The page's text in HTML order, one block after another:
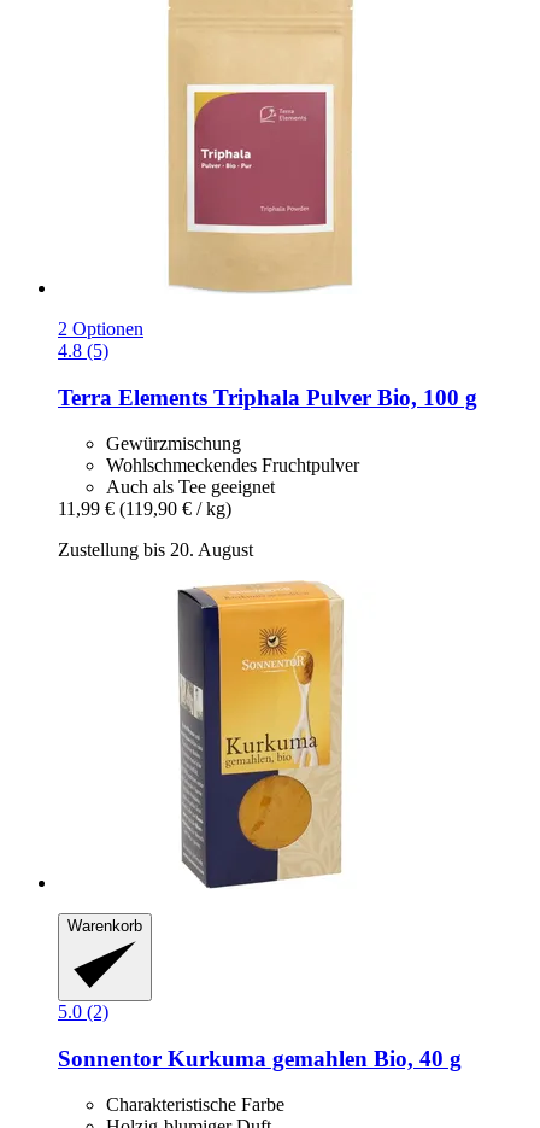
2 Optionen
4.8 (5)
Terra Elements Triphala Pulver Bio, 100 g
Gewürzmischung
Wohlschmeckendes Fruchtpulver
Auch als Tee geeignet
11,99 € (119,90 € / kg)
Zustellung bis 20. August
Warenkorb
5.0 (2)
Sonnentor Kurkuma gemahlen Bio, 40 g
Charakteristische Farbe